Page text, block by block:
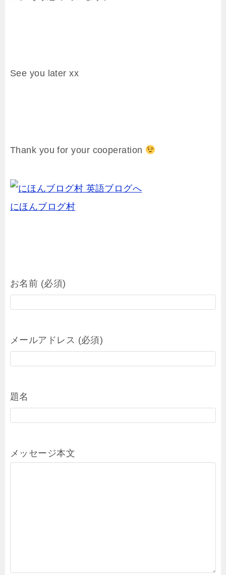
See you later xx
Thank you for your cooperation
にほんブログ村
お名前 (必須)
メールアドレス (必須)
題名
メッセージ本文